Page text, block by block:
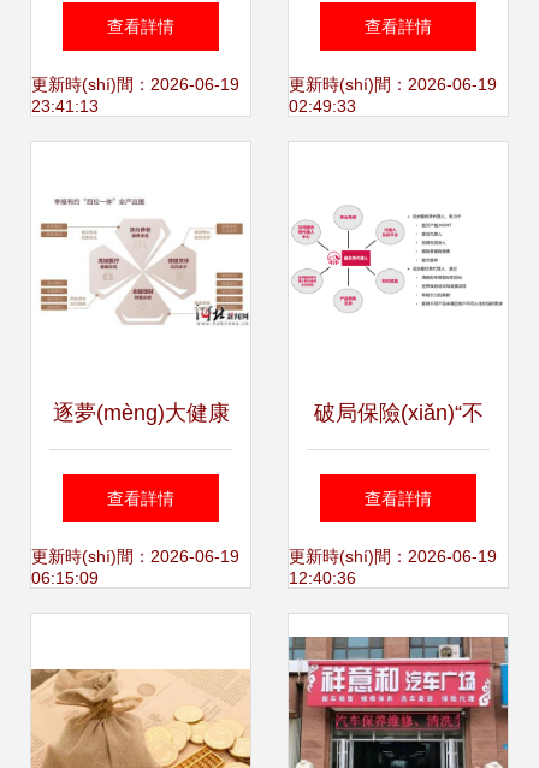
(luò)釣魚陷阱 以代
理收取保險(xiǎn)
手法解析
查看詳情
更新時(shí)間：2026-06-19
23:41:13
局保險(xiǎn)業
(yè)，保險(xiǎn)經
備受青睞？——代
理收取保險(xiǎn)
查看詳情
更新時(shí)間：2026-06-19
02:49:33
逐夢(mèng)大健康
做可傳承的“保險
(xiǎn)企業(yè)家”
查看詳情
更新時(shí)間：2026-06-19
06:15:09
破局保險(xiǎn)“不
可能三角” 從代理
人雙殺到專業(yè)
型
查看詳情
更新時(shí)間：2026-06-19
12:40:36